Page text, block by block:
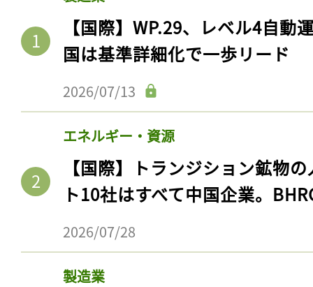
【国際】WP.29、レベル4自動
国は基準詳細化で一歩リード
2026/07/13
エネルギー・資源
【国際】トランジション鉱物
ト10社はすべて中国企業。
2026/07/28
製造業